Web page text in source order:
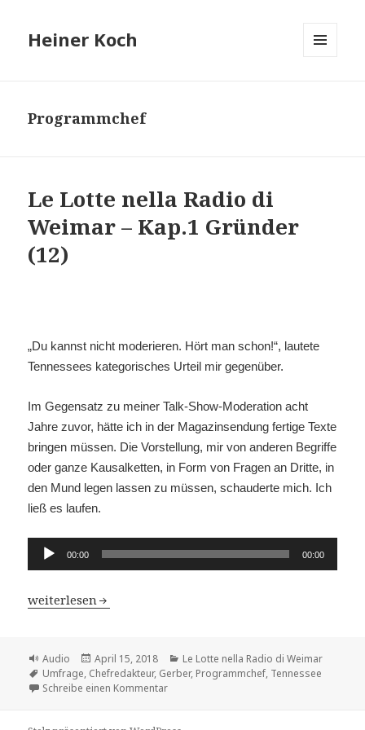
Heiner Koch
Programmchef
Le Lotte nella Radio di
Weimar – Kap.1 Gründer
(12)
„Du kannst nicht moderieren. Hört man schon!“, lautete
Tennessees kategorisches Urteil mir gegenüber.
Im Gegensatz zu meiner Talk-Show-Moderation acht
Jahre zuvor, hätte ich in der Magazinsendung fertige Texte
bringen müssen. Die Vorstellung, mir von anderen Begriffe
oder ganze Kausalketten, in Form von Fragen an Dritte, in
den Mund legen lassen zu müssen, schauderte mich. Ich
ließ es laufen.
Audio-
00:00 00:00
Le Lotte nella Radio di Weimar – Kap.1 Gründer (12)
weiterlesen
Format
Audio
Veröffentlicht
am
April 15, 2018 Kategorien
Le Lotte nella Radio di Weimar
Schlagwörter
Umfrage, Chefredakteur, Gerber, Programmchef, Tennessee
Schreibe einen Kommentarzu Le Lotte nella Radio di Weimar – Kap.1